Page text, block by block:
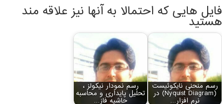
فایل هایی که احتمالا به آنها نیز علاقه مند
هستید
رسم منحنی نایکوئیست
(Nyquist Diagram) در
نرم افزار…
رسم نمودار نیکولز ،
تحلیل پایداری و محاسبه
حاشیه فاز…